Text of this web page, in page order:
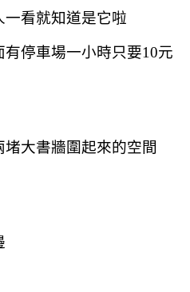
看就知道是它啦
停車場一小時只要10元
大書牆圍起來的空間